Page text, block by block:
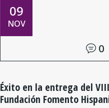
09
NOV
0
Éxito en la entrega del
Fundación Fomento